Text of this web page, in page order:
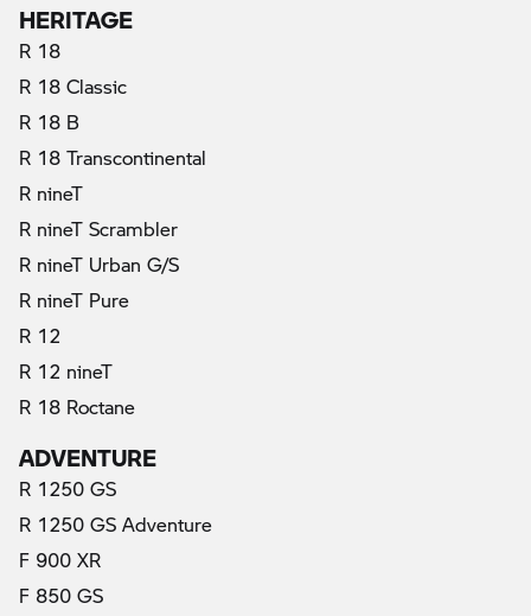
HERITAGE
R 18
R 18 Classic
R 18 B
R 18 Transcontinental
R nineT
R nineT Scrambler
R nineT Urban G/S
R nineT Pure
R 12
R 12 nineT
R 18 Roctane
ADVENTURE
R 1250 GS
R 1250 GS Adventure
F 900 XR
F 850 GS